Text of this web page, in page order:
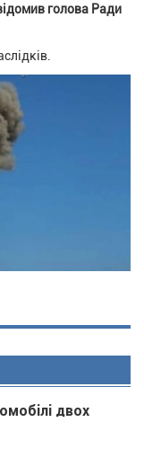
голова Ради
двох